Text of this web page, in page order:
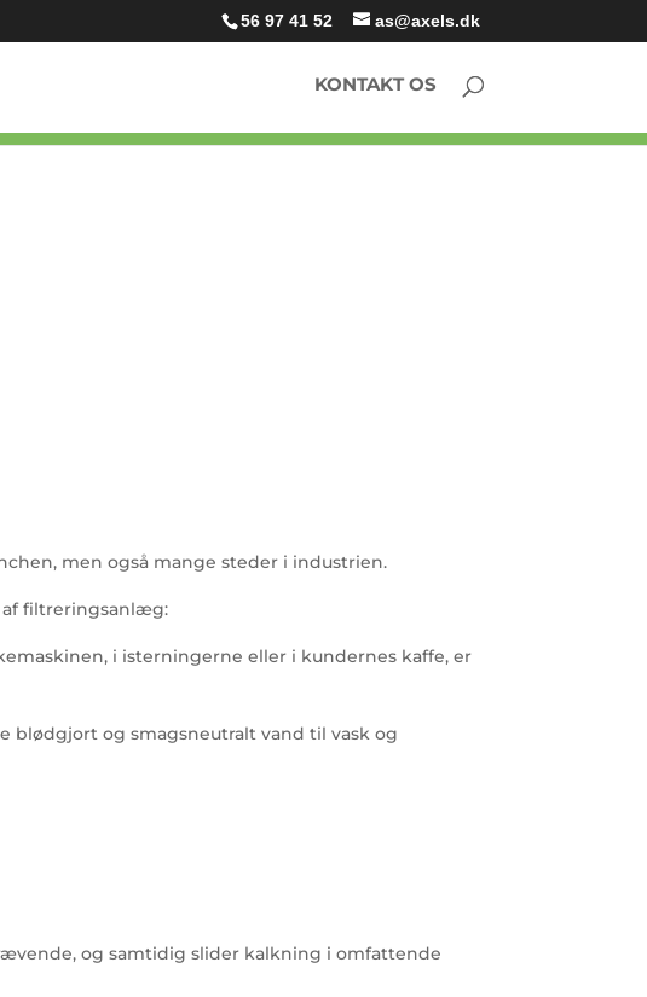
56 97 41 52 as@axels.dk
KONTAKT OS
men også mange steder i industrien.
af filtreringsanlæg:
i isterningerne eller i kundernes kaffe, er
blødgjort og smagsneutralt vand til vask og
og samtidig slider kalkning i omfattende